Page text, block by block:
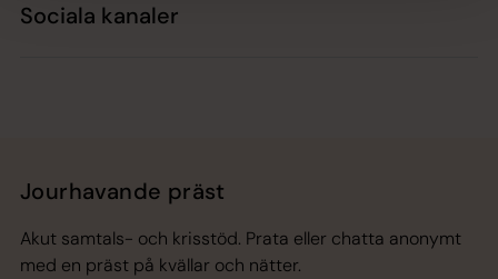
Sociala kanaler
Jourhavande präst
Akut samtals- och krisstöd. Prata eller chatta anonymt
med en präst på kvällar och nätter.